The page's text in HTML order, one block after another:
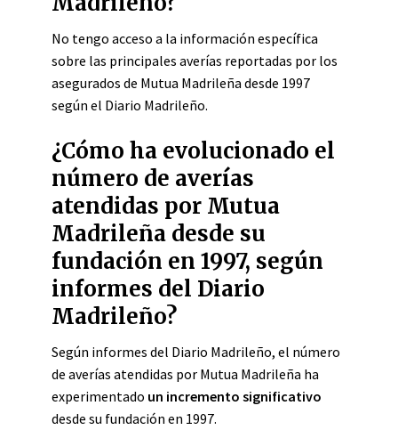
No tengo acceso a la información específica
sobre las principales averías reportadas por los
asegurados de Mutua Madrileña desde 1997
según el Diario Madrileño.
¿Cómo ha evolucionado el
número de averías
atendidas por Mutua
Madrileña desde su
fundación en 1997, según
informes del Diario
Madrileño?
Según informes del Diario Madrileño, el número
de averías atendidas por Mutua Madrileña ha
experimentado un incremento significativo
desde su fundación en 1997.